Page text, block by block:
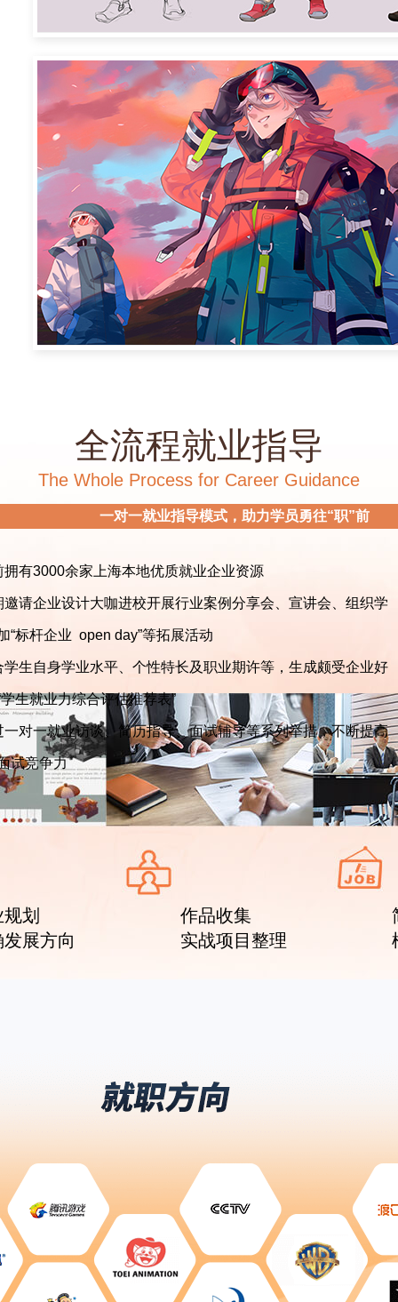
全流程就业指导
The Whole Process for Career Guidance
一对一就业指导模式，助力学员勇往“职”前
有3000余家上海本地优质就业企业资源
请企业设计大咖进校开展行业案例分享会、宣讲会、组织学
“标杆企业 open day”等拓展活动
生自身学业水平、个性特长及职业期许等，生成颇受企业好
学生就业力综合评估推荐表”
对一就业访谈、简历指导、面试辅导等系列举措，不断提高
试竞争力
划
展方向
作品收集
实战项目整理